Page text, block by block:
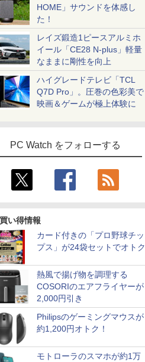
HOME」サウンドを体感し
た！
レイズ鍛造1ピースアルミホ
イール「CE28 N-plus」軽量
なままに剛性を向上
ハイグレードテレビ「TCL
Q7D Pro」。圧巻の色彩美で
映画＆ゲームが極上体験に
PC Watch をフォローする
い得情報
カード付きの「プロ野球チッ
プス」が24袋セットでオトク
熱風で揚げ物を調理する
COSORIのエアフライヤーが
2,000円引き
Philipsのゲーミングマウスが
約1,200円オトク！
モトローラのスマホが約1万